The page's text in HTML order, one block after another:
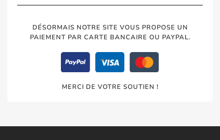
DÉSORMAIS NOTRE SITE VOUS PROPOSE UN
PAIEMENT PAR CARTE BANCAIRE OU PAYPAL.
MERCI DE VOTRE SOUTIEN !